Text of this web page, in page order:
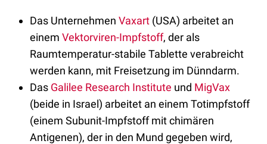
Das Unternehmen Vaxart (USA) arbeitet an
einem Vektorviren-Impfstoff, der als
Raumtemperatur-stabile Tablette verabreicht
werden kann, mit Freisetzung im Dünndarm.
Das Galilee Research Institute und MigVax
(beide in Israel) arbeitet an einem Totimpfstoff
(einem Subunit-Impfstoff mit chimären
Antigenen), der in den Mund gegeben wird,